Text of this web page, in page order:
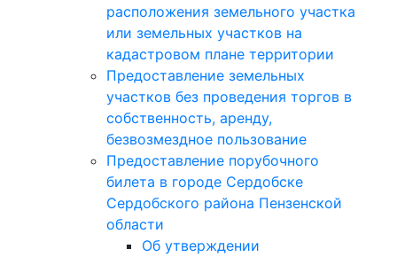
расположения земельного участка
или земельных участков на
кадастровом плане территории
Предоставление земельных
участков без проведения торгов в
собственность, аренду,
безвозмездное пользование
Предоставление порубочного
билета в городе Сердобске
Сердобского района Пензенской
области
Об утверждении